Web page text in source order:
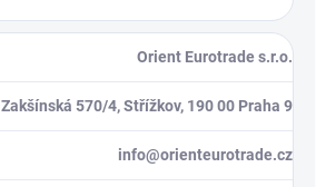
Orient Eurotrade s.r.o.
Zakšínská 570/4, Střížkov, 190 00 Praha 9
info@orienteurotrade.cz